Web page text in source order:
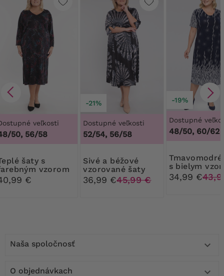
veľkosti
50, 56/58
s
vzorom
€
-21%
Dostupné veľkosti
52/54, 56/58
Sivé a béžové
vzorované šaty
36,99 €45,99 €
-19%
Dostupné
48/50, 60/62
Tmavomodré šaty
s bielym
34,99 €
Naša spoločnosť 
O objednávkach 